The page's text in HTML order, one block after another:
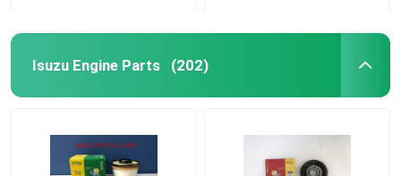
Isuzu Engine Parts (202)